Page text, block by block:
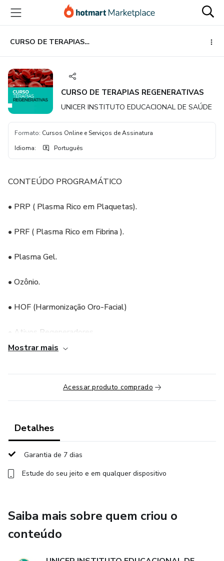
para
conteúdo
principal
para
pagamento
para
rodapé
CURSO DE TERAPIAS REGENERATIVAS
CURSO DE TERAPIAS REGENERATIVAS
UNICER INSTITUTO EDUCACIONAL DE SAÚDE
Formato: Cursos Online e Serviços de Assinatura
Idioma: Português
CONTEÚDO PROGRAMÁTICO
• PRP ( Plasma Rico em Plaquetas).
• PRF ( Plasma Rico em Fibrina ).
• Plasma Gel.
• Ozônio.
• HOF (Harmonização Oro-Facial)
• Ativos Regeneradores.
• Olheiras.
• Microagulhamento.
Mostrar mais
Acessar produto comprado
Detalhes
Garantia de 7 dias
Estude do seu jeito e em qualquer dispositivo
Saiba mais sobre quem criou o
conteúdo